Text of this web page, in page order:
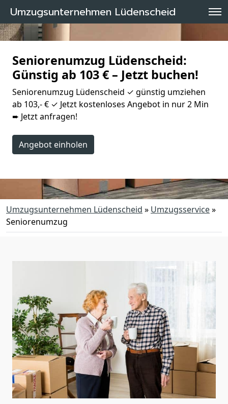
Umzugsunternehmen Lüdenscheid
Seniorenumzug Lüdenscheid:
Günstig ab 103 € – Jetzt buchen!
Seniorenumzug Lüdenscheid ✓ günstig umziehen
ab 103,- € ✓ Jetzt kostenloses Angebot in nur 2 Min
➨ Jetzt anfragen!
Angebot einholen
Umzugsunternehmen Lüdenscheid » Umzugsservice»
Seniorenumzug